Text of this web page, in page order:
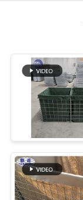
गोपनीयता